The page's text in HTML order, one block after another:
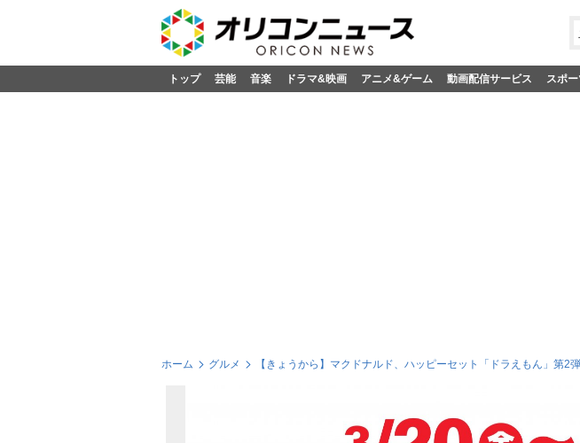
トップ 芸能 音楽 ドラマ&映画 アニメ&ゲーム 動画配信サービス スポー
ホーム グルメ 【きょうから】マクドナルド、ハッピーセット「ドラえもん」第